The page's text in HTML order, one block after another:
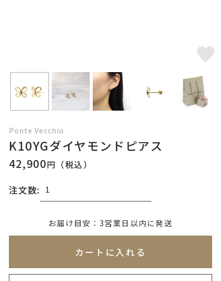
Ponte Vecchio
K10YGダイヤモンドピアス
42,900円（税込）
注文数:
(刻印について)※必ず選択ください
お届け目安：3営業日以内に発送
カートに入れる